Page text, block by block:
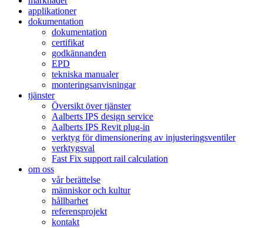
applikationer
dokumentation
dokumentation
certifikat
godkännanden
EPD
tekniska manualer
monteringsanvisningar
tjänster
Översikt över tjänster
Aalberts IPS design service
Aalberts IPS Revit plug-in
verktyg för dimensionering av injusteringsventiler
verktygsval
Fast Fix support rail calculation
om oss
vår berättelse
människor och kultur
hållbarhet
referensprojekt
kontakt